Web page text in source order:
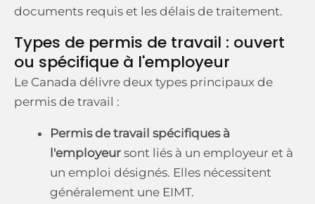
documents requis et les délais de traitement.
Types de permis de travail : ouvert
ou spécifique à l'employeur
Le Canada délivre deux types principaux de
permis de travail :
Permis de travail spécifiques à
l'employeur sont liés à un employeur et à
un emploi désignés. Elles nécessitent
généralement une EIMT.